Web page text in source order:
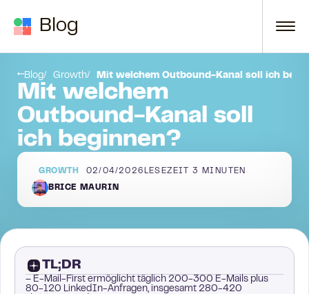
Blog
Blog Growth Mit welchem Outbound-Kanal soll ich
Mit welchem
Outbound-Kanal soll
ich beginnen?
GROWTH 02/04/2026 LESEZEIT3 MINUTEN
BRICE MAURIN
TL;DR
– E-Mail-First ermöglicht täglich 200-300 E-Mails plus
80-120 LinkedIn-Anfragen, insgesamt 280-420